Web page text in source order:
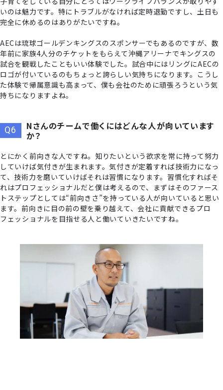
いのは魅力です。特にトラブルがなければ定時退勤ですし、土日も
完全に休めるのはありがたいですね。
AECは琉球ゴールデンキングスのスポンサーでもあるのですが、数
年前に家族4人分のチケットをもらえて沖縄アリーナでキングスの
試合を観戦したこともいい体験でした。試合中にはリングにAECの
ロゴが付いているのもちょっと誇らしい気持ちになります。こうし
た体験で帰属意識も高まって、僕も会社のために頑張ろうという気
持ちになりますよね。
Nさんのチームで働くにはどんな人が向いています
か？
とにかく前向きな人ですね。知りたいという欲求を常に持って努力
していけば気付きが生まれます。気付きが定着すれば技術力になっ
て、技術力を磨いていけばそれは習慣になります。習慣化すればそ
れはプロフェッショナルだと僕は考えるので、まずはそのファース
トステップとしては“前向きさ”を持っている人が向いていると思い
ます。前向きに目の前の壁を乗り越えて、会社に貢献できるプロ
フェッショナルを目指せる人と働いていきたいですね。